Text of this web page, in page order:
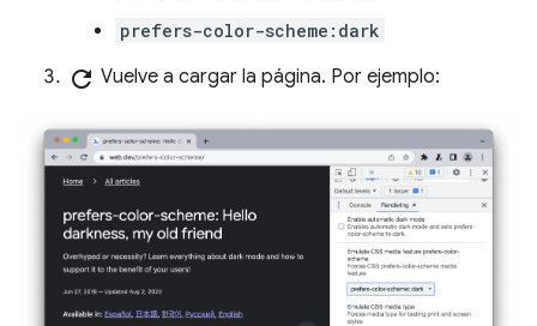
prefers-color-scheme:dark
refresh Vuelve a cargar la página. Por ejemplo: